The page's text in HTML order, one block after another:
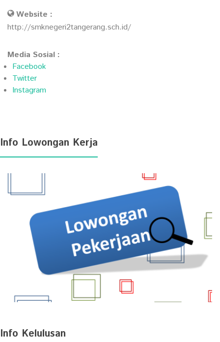
Website :
http://smknegeri2tangerang.sch.id/
Media Sosial :
Facebook
Twitter
Instagram
Info Lowongan Kerja
Info Kelulusan